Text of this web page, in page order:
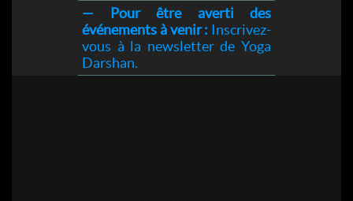
— Pour être averti des
événements à venir : Inscrivez-
vous à la newsletter de Yoga
Darshan.